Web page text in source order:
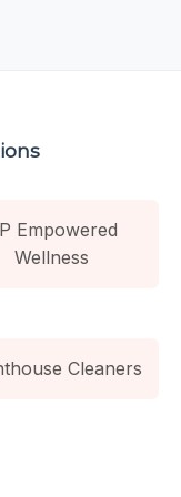
Empowered
Wellness
Cleaners